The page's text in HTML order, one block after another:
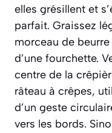
elles grésillent et
parfait. Graissez
morceau de
d’une fourchette.
centre de la
râteau à crêpes,
d’un geste
vers les bords.